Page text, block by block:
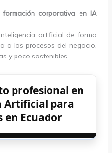
corporativa en IA
artificial de forma
a los procesos del negocio,
y poco sostenibles.
profesional en
Artificial para
en Ecuador